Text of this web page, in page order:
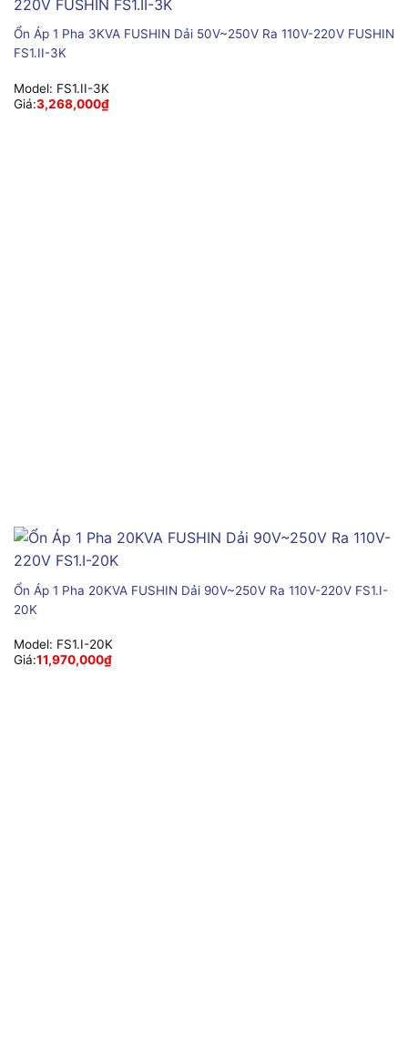
Ổn Áp 1 Pha 3KVA FUSHIN Dải 50V~250V Ra 110V-220V FUSHIN
FS1.II-3K
Model: FS1.II-3K
Giá:3,268,000₫
Ổn Áp 1 Pha 20KVA FUSHIN Dải 90V~250V Ra 110V-220V FS1.I-
20K
Model: FS1.I-20K
Giá:11,970,000₫